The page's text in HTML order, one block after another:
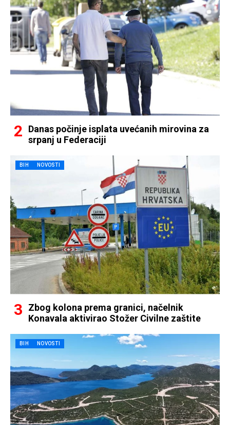
Danas počinje isplata uvećanih mirovina za
srpanj u Federaciji
BIH NOVOSTI
Zbog kolona prema granici, načelnik
Konavala aktivirao Stožer Civilne zaštite
BIH NOVOSTI